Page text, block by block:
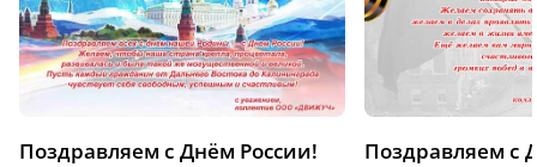
Поздравляем с Днём России! Поздравляем с